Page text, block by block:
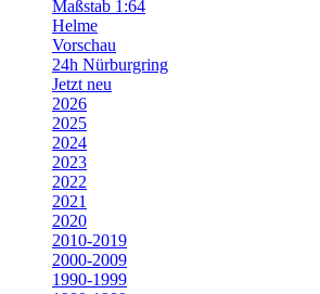
Maßstab 1:64
Helme
Vorschau
24h Nürburgring
Jetzt neu
2026
2025
2024
2023
2022
2021
2020
2010-2019
2000-2009
1990-1999